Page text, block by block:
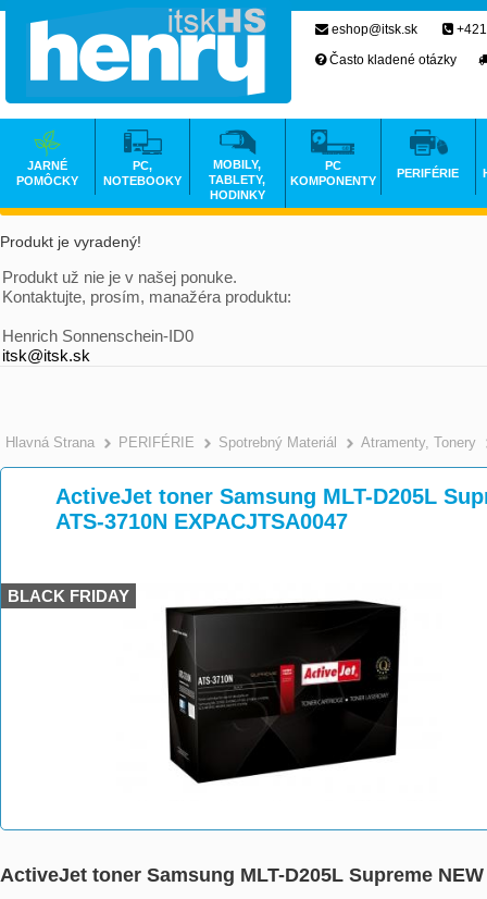
Produkt je vyradený!
Produkt už nie je v našej ponuke.
Kontaktujte, prosím, manažéra produktu:
Henrich Sonnenschein-ID0
itsk@itsk.sk
Hlavná Strana >
PERIFÉRIE >
Spotrebný Materiál >
Atramenty, Tonery
ActiveJet toner Samsung MLT-D205L
ATS-3710N EXPACJTSA0047
BLACK FRIDAY
ActiveJet toner Samsung MLT-D205L Supreme
eshop@itsk.sk
Často kladené otázky
JARNÉ
POMÔCKY
PC,
NOTEBOOKY
MOBILY,
TABLETY,
HODINKY
PC
KOMPONENTY
PERIFÉRIE